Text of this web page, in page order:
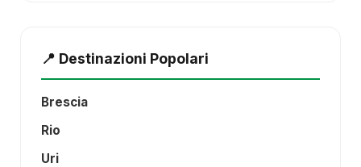
📍 Destinazioni Popolari
Brescia
Rio
Uri